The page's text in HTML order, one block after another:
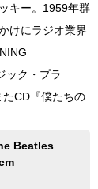
キー。1959年群
けにラジオ業界
ック・プラ
CD『僕たちの
Beatles